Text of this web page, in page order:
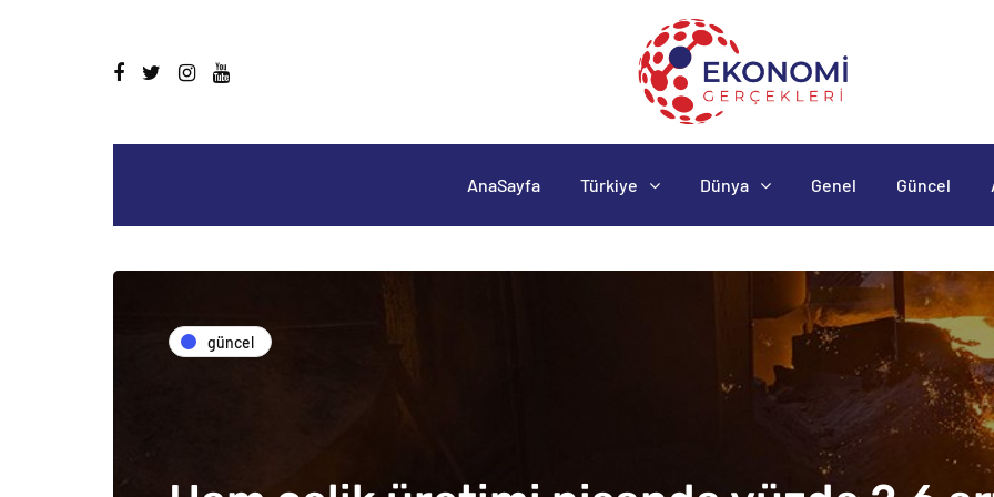
AnaSayfa Türkiye Dünya Genel Güncel
güncel